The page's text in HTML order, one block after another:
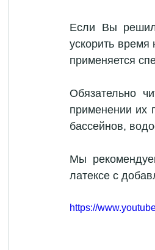
Если Вы
ускорить время
применяется
Обязательно
применении их
бассейнов,
Мы
латексе с
https://